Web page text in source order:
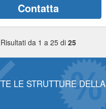
Contatta
Risultati da 1 a 25 di 25
LE STRUTTURE DELLA